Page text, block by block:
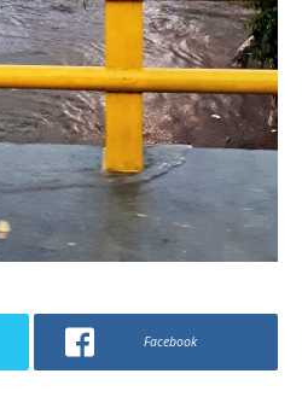
Facebook